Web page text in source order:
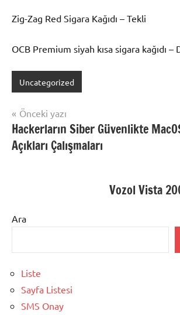
Zig-Zag Red Sigara Kağıdı – Tekli
OCB Premium siyah kısa sigara kağıdı –
Uncategorized
Yazı
gezinmesi
Önceki yazı
Hackerların Siber Güvenlikte
Açıkları Çalışmaları
Vozol Vista
Ara
Liste
Sayfa Listesi
SMS Onay